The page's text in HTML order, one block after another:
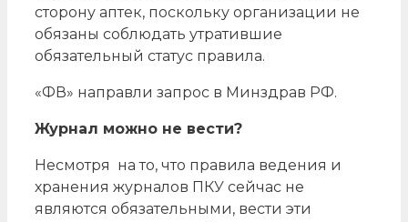
сторону аптек, поскольку организации не
обязаны соблюдать утратившие
обязательный статус правила.
«ФВ» направли запрос в Минздрав РФ.
Журнал можно не вести?
Несмотря на то, что правила ведения и
хранения журналов ПКУ сейчас не
являются обязательными, вести эти